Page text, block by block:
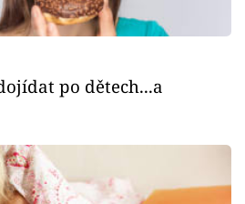
po dětech...a